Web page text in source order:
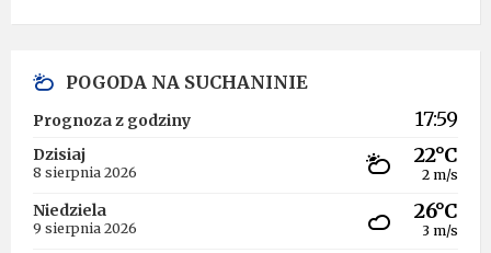
POGODA NA SUCHANINIE
Prognoza z godziny 17:59
Dzisiaj
8 sierpnia 2026
22°C
2 m/s
Niedziela
9 sierpnia 2026
26°C
3 m/s